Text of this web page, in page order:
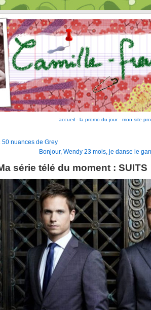
accueil- la promo du jour- mon site pro
50 nuances de Grey
Bonjour, Wendy 23 mois, je danse le
série télé du moment : SUITS